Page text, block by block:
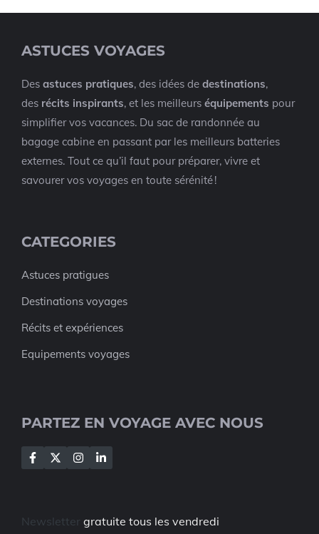
ASTUCES VOYAGES
Des astuces pratiques, des idées de destinations,
des récits inspirants, et les meilleurs équipements pour
simplifier vos vacances. Du sac de randonnée au
bagage cabine en passant par les meilleurs batteries
externes. Tout ce qu’il faut pour préparer, vivre et
savourer vos voyages en toute sérénité !
CATEGORIES
Astuces pratigues
Destinations voyages
Récits et expériences
Equipements voyages
PARTEZ EN VOYAGE AVEC NOUS
Newsletter gratuite tous les vendredi